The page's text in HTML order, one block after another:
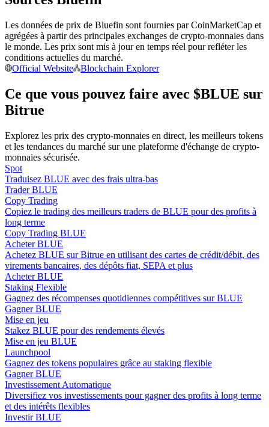
Profitez du partage des bénéfices et des commissions de copy
trading
Analyse de mégadonnées, y compris des informations
commerciales, etc.
Guide
Guide de démarrage des contrats à terme
Les données de prix de Bluefin sont fournies par CoinMarketCap et
agrégées à partir des principales exchanges de crypto-monnaies dans
le monde. Les prix sont mis à jour en temps réel pour refléter les
conditions actuelles du marché.
Official Website
Blockchain Explorer
Ce que vous pouvez faire avec $BLUE sur
Bitrue
Explorez les prix des crypto-monnaies en direct, les meilleurs tokens
et les tendances du marché sur une plateforme d'échange de crypto-
monnaies sécurisée.
Spot
Traduisez BLUE avec des frais ultra-bas
Trader BLUE
Copy Trading
Copiez le trading des meilleurs traders de BLUE pour des profits à
long terme
Copy Trading BLUE
Acheter BLUE
Achetez BLUE sur Bitrue en utilisant des cartes de crédit/débit, des
virements bancaires, des dépôts fiat, SEPA et plus
Acheter BLUE
Staking Flexible
Gagnez des récompenses quotidiennes compétitives sur BLUE
Gagner BLUE
Mise en jeu
Stakez BLUE pour des rendements élevés
Mise en jeu BLUE
Launchpool
Gagnez des tokens populaires grâce au staking flexible
Gagner BLUE
Investissement Automatique
Diversifiez vos investissements pour gagner des profits à long terme
et des intérêts flexibles
Investir BLUE